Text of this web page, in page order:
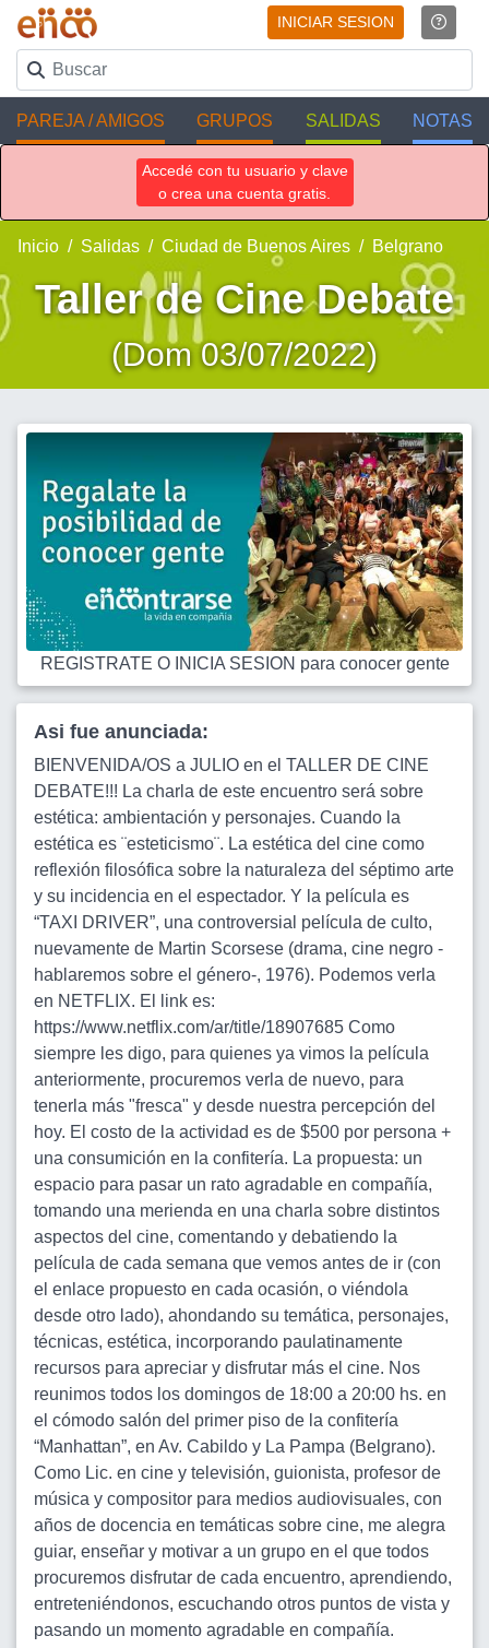
INICIAR SESION
PAREJA / AMIGOS GRUPOS SALIDAS NOTAS
Accedé con tu usuario y clave
o crea una cuenta gratis.
Inicio Salidas Ciudad de Buenos Aires Belgrano
Taller de Cine Debate
(Dom 03/07/2022)
REGISTRATE O INICIA SESION para conocer gente
Asi fue anunciada:
BIENVENIDA/OS a JULIO en el TALLER DE CINE
DEBATE!!! La charla de este encuentro será sobre
estética: ambientación y personajes. Cuando la
estética es ¨esteticismo¨. La estética del cine como
reflexión filosófica sobre la naturaleza del séptimo arte
y su incidencia en el espectador. Y la película es
“TAXI DRIVER”, una controversial película de culto,
nuevamente de Martin Scorsese (drama, cine negro -
hablaremos sobre el género-, 1976). Podemos verla
en NETFLIX. El link es:
https://www.netflix.com/ar/title/18907685 Como
siempre les digo, para quienes ya vimos la película
anteriormente, procuremos verla de nuevo, para
tenerla más "fresca" y desde nuestra percepción del
hoy. El costo de la actividad es de $500 por persona +
una consumición en la confitería. La propuesta: un
espacio para pasar un rato agradable en compañía,
tomando una merienda en una charla sobre distintos
aspectos del cine, comentando y debatiendo la
película de cada semana que vemos antes de ir (con
el enlace propuesto en cada ocasión, o viéndola
desde otro lado), ahondando su temática, personajes,
técnicas, estética, incorporando paulatinamente
recursos para apreciar y disfrutar más el cine. Nos
reunimos todos los domingos de 18:00 a 20:00 hs. en
el cómodo salón del primer piso de la confitería
“Manhattan”, en Av. Cabildo y La Pampa (Belgrano).
Como Lic. en cine y televisión, guionista, profesor de
música y compositor para medios audiovisuales, con
años de docencia en temáticas sobre cine, me alegra
guiar, enseñar y motivar a un grupo en el que todos
procuremos disfrutar de cada encuentro, aprendiendo,
entreteniéndonos, escuchando otros puntos de vista y
pasando un momento agradable en compañía.